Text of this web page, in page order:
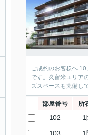
ご成約のお客様へ
です。久留米エリア
ズスペースも完備し
部屋番号 所
102 1
103 1